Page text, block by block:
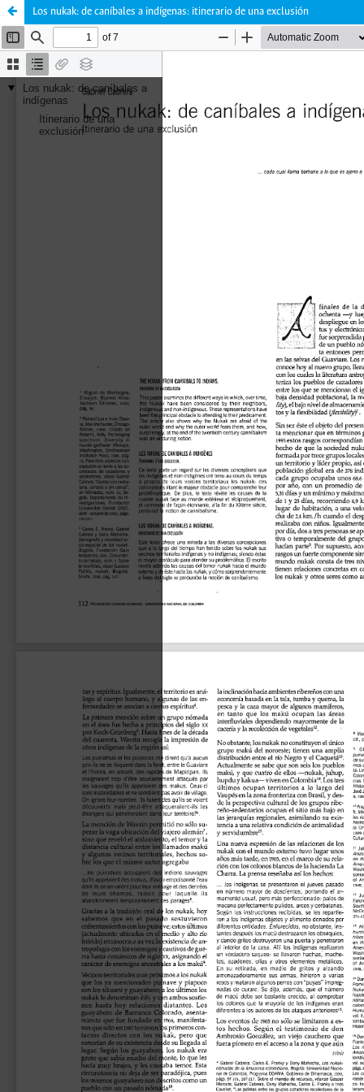
Los nukak: de caníbales a indígenas: itinerario de una exclusión